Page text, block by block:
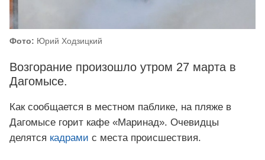
Фото: Юрий Ходзицкий
Возгорание произошло утром 27 марта в
Дагомысе.
Как сообщается в местном паблике, на пляже в
Дагомысе горит кафе «Маринад». Очевидцы
делятся кадрами с места происшествия.